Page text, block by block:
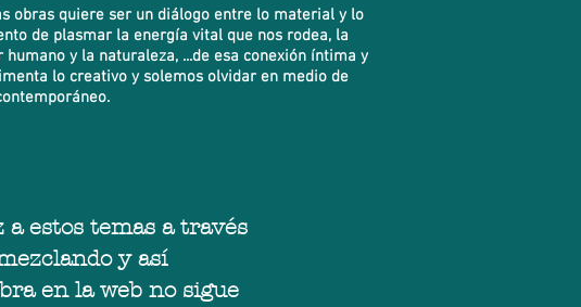
obras quiere ser un diálogo entre lo material y lo
de plasmar la energía vital que nos rodea, la
humano y la naturaleza, ...de esa conexión íntima y
lo creativo y solemos olvidar en medio de
estos temas a través
y así
en la web no sigue